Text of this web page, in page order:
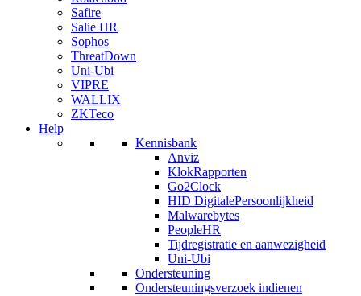
Safire
Salie HR
Sophos
ThreatDown
Uni-Ubi
VIPRE
WALLIX
ZKTeco
Help
Kennisbank
Anviz
KlokRapporten
Go2Clock
HID DigitalePersoonlijkheid
Malwarebytes
PeopleHR
Tijdregistratie en aanwezigheid
Uni-Ubi
Ondersteuning
Ondersteuningsverzoek indienen